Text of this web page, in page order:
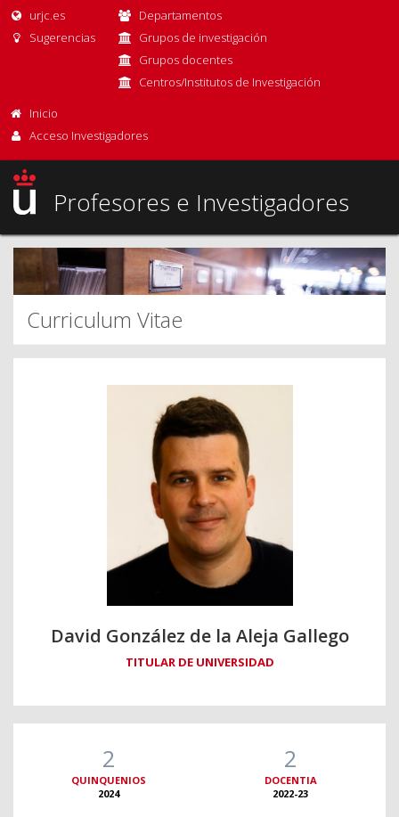
urjc.es
Sugerencias
Departamentos
Grupos de investigación
Grupos docentes
Centros/Institutos de Investigación
Inicio
Acceso Investigadores
Profesores e Investigadores
Curriculum Vitae
David González de la Aleja Gallego
TITULAR DE UNIVERSIDAD
2
QUINQUENIOS
2024
2
DOCENTIA
2022-23